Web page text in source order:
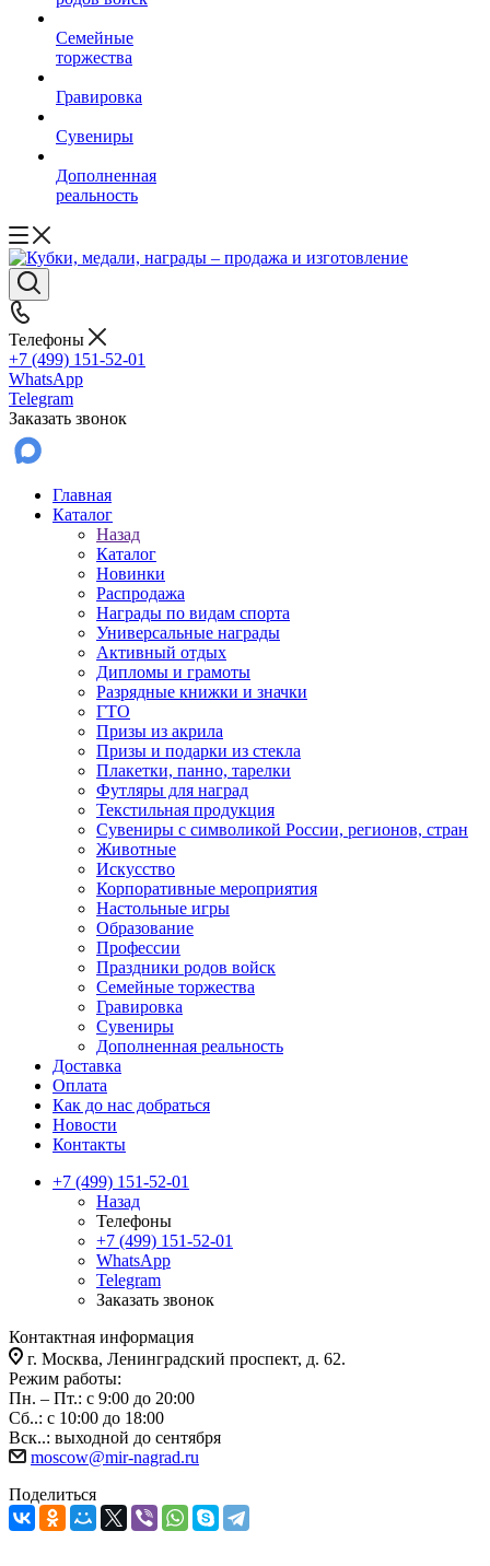
Семейные
торжества
Гравировка
Сувениры
Дополненная
реальность
Телефоны
+7 (499) 151-52-01
WhatsApp
Telegram
Заказать звонок
Главная
Каталог
Назад
Каталог
Новинки
Распродажа
Награды по видам спорта
Универсальные награды
Активный отдых
Дипломы и грамоты
Разрядные книжки и значки
ГТО
Призы из акрила
Призы и подарки из стекла
Плакетки, панно, тарелки
Футляры для наград
Текстильная продукция
Сувениры с символикой России, регионов, стран
Животные
Искусство
Корпоративные мероприятия
Настольные игры
Образование
Профессии
Праздники родов войск
Семейные торжества
Гравировка
Сувениры
Дополненная реальность
Доставка
Оплата
Как до нас добраться
Новости
Контакты
+7 (499) 151-52-01
Назад
Телефоны
+7 (499) 151-52-01
WhatsApp
Telegram
Заказать звонок
Контактная информация
г. Москва, Ленинградский проспект, д. 62.
Режим работы:
Пн. – Пт.: с 9:00 до 20:00
Сб..: с 10:00 до 18:00
Вск..: выходной до сентября
moscow@mir-nagrad.ru
Поделиться